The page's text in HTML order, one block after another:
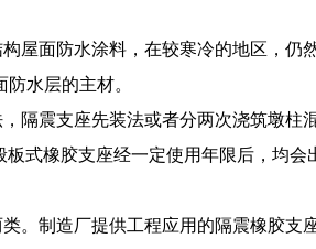
屋面防水涂料，在较寒冷的地区，仍
水层的主材。
隔震支座先装法或者分两次浇筑墩柱
式橡胶支座经一定使用年限后，均
。制造厂提供工程应用的隔震橡胶支